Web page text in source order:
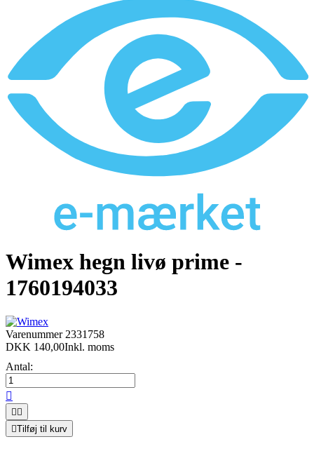
Wimex hegn livø prime -
1760194033
Varenummer 2331758
DKK 140,00Inkl. moms
Antal:

 
Tilføj til kurv